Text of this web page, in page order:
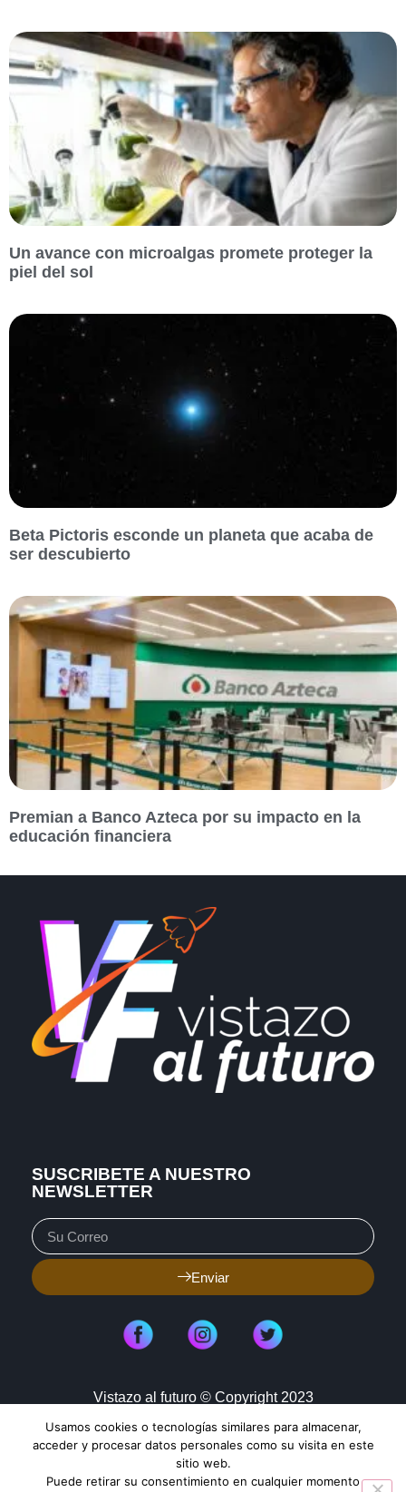
Un avance con microalgas promete proteger la
piel del sol
Beta Pictoris esconde un planeta que acaba de
ser descubierto
Premian a Banco Azteca por su impacto en la
educación financiera
SUSCRIBETE A NUESTRO
NEWSLETTER
Enviar
Vistazo al futuro © Copyright 2023
Aviso de Privacidad
Política de Cookies
Mapa de Sitio
Usamos cookies o tecnologías similares para almacenar,
acceder y procesar datos personales como su visita en este
sitio web.
Puede retirar su consentimiento en cualquier momento